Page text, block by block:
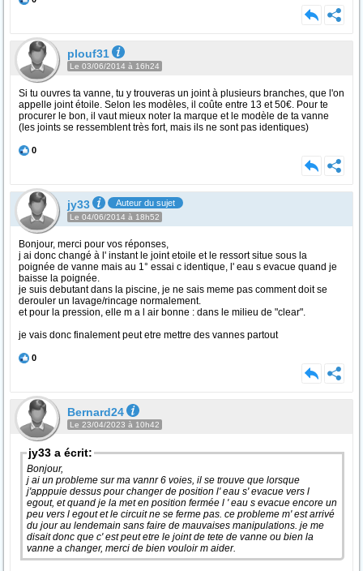
plouf31
Le 03/06/2014 à 16h24
Si tu ouvres ta vanne, tu y trouveras un joint à plusieurs branches, que l'on
appelle joint étoile. Selon les modèles, il coûte entre 13 et 50€. Pour te
procurer le bon, il vaut mieux noter la marque et le modèle de ta vanne
(les joints se ressemblent très fort, mais ils ne sont pas identiques)
0
jy33 Auteur du sujet
Le 04/06/2014 à 18h52
Bonjour, merci pour vos réponses,
j ai donc changé à l' instant le joint etoile et le ressort situe sous la
poignée de vanne mais au 1° essai c identique, l' eau s evacue quand je
baisse la poignée.
je suis debutant dans la piscine, je ne sais meme pas comment doit se
derouler un lavage/rincage normalement.
et pour la pression, elle m a l air bonne : dans le milieu de "clear".
je vais donc finalement peut etre mettre des vannes partout
0
Bernard24
Le 23/04/2023 à 10h42
jy33 a écrit:
Bonjour,
j ai un probleme sur ma vannr 6 voies, il se trouve que lorsque
j'apppuie dessus pour changer de position l' eau s' evacue vers l
egout, et quand je la met en position fermée l ' eau s evacue encore un
peu vers l egout et le circuit ne se ferme pas. ce probleme m' est arrivé
du jour au lendemain sans faire de mauvaises manipulations. je me
disait donc que c' est peut etre le joint de tete de vanne ou bien la
vanne a changer, merci de bien vouloir m aider.